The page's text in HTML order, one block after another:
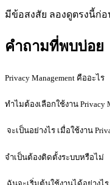
มีข้อสงสัย ลองดูตรงนี้ก่อ
คำถามที่พบบ่อย
Privacy Management คืออะไร
ทำไมต้องเลือกใช้งาน Privacy
จะเป็นอย่างไร เมื่อใช้งาน
จำเป็นต้องติดตั้งระบบหรือไม่